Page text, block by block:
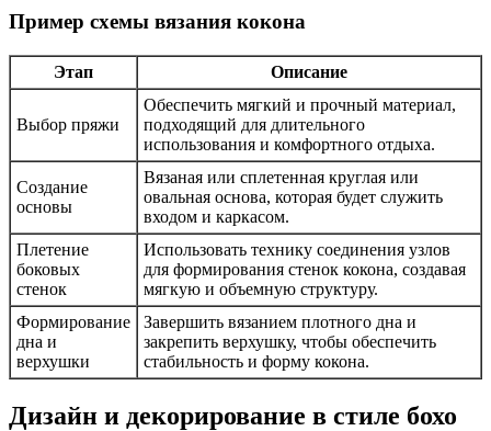
Пример схемы вязания кокона
Этап Описание
Выбор пряжи
Обеспечить мягкий и прочный материал,
подходящий для длительного
использования и комфортного отдыха.
Создание
основы
Вязаная или сплетенная круглая или
овальная основа, которая будет служить
входом и каркасом.
Плетение
боковых
стенок
Использовать технику соединения узлов
для формирования стенок кокона, создавая
мягкую и объемную структуру.
Формирование
дна и
верхушки
Завершить вязанием плотного дна и
закрепить верхушку, чтобы обеспечить
стабильность и форму кокона.
Дизайн и декорирование в стиле бохо